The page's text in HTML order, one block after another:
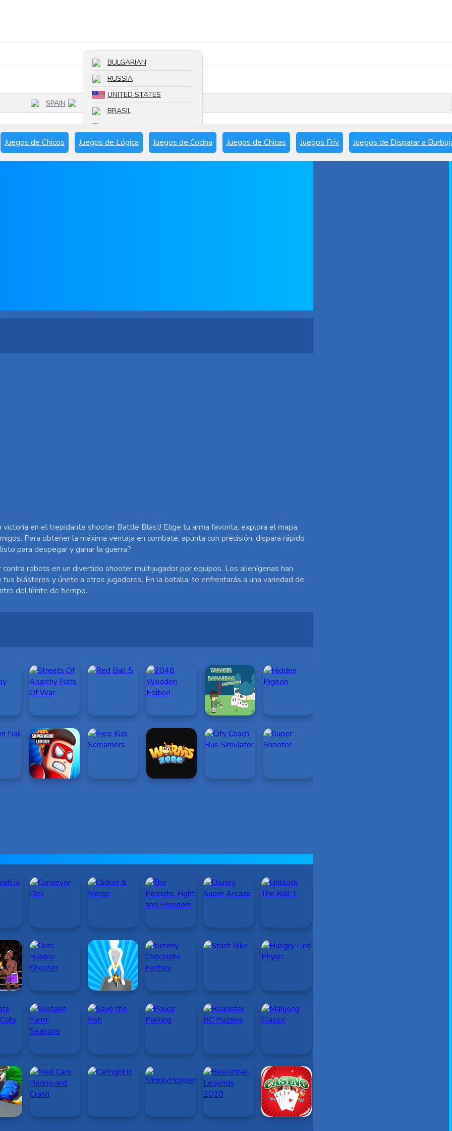
SPAIN
BULGARIAN
RUSSIA
UNITED STATES
BRASIL
SPAIN
Juegos de Chicos Juegos de Lógica Juegos de Cocina Juegos de Chicas Juegos Friv Juegos de Disparar a
victoria en el trepidante shooter Battle Blast! Elige tu arma favorita, explora el mapa,
Para obtener la máxima ventaja en combate, apunta con precisión, dispara rápido
para despegar y ganar la guerra?
robots en un divertido shooter multijugador por equipos. Los alienígenas han
blásteres y únete a otros jugadores. En la batalla, te enfrentarás a una variedad de
del límite de tiempo.